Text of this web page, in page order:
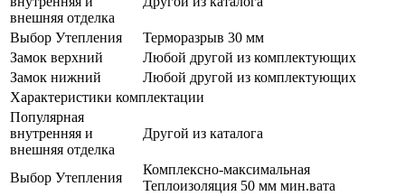
внешняя отделка
Выбор Утепления
Терморазрыв 30 мм
Замок верхний
Любой другой из комплектующих
Замок нижний
Любой другой из комплектующих
Характеристики комплектации
Популярная
внутренняя и
внешняя отделка
Другой из каталога
Выбор Утепления
Комплексно-максимальная
Теплоизоляция 50 мм мин.вата